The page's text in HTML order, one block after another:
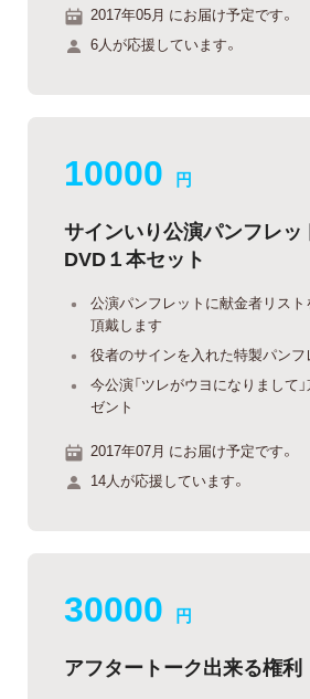
2017年05月 にお届け予定です。
6人が応援しています。
10000 円
サインいり公演パンフレ
DVD１本セット
公演パンフレットに献金者リスト
頂戴します
役者のサインを入れた特製パンフ
今公演「ツレがウヨになりまして
ゼント
2017年07月 にお届け予定です。
14人が応援しています。
30000 円
アフタートーク出来る権利